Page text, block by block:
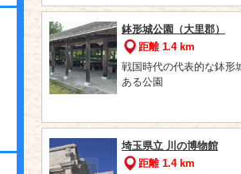
鉢形城公園（大里郡）
距離 1.4 km
戦国時代の代表的な鉢形
ある公園
埼玉県立 川の博物館
距離 1.4 km